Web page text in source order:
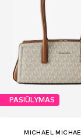
PASIŪLYMAS
MICHAEL